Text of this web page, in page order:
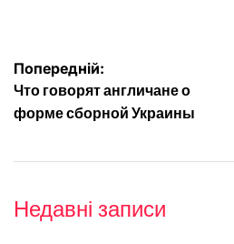
Навігація
записів
Попередній:
Что говорят англичане о
форме сборной Украины
Недавні записи